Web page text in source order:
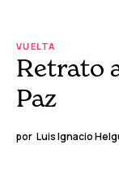
VUELTA
Retrato
Paz
por Luis Ignacio